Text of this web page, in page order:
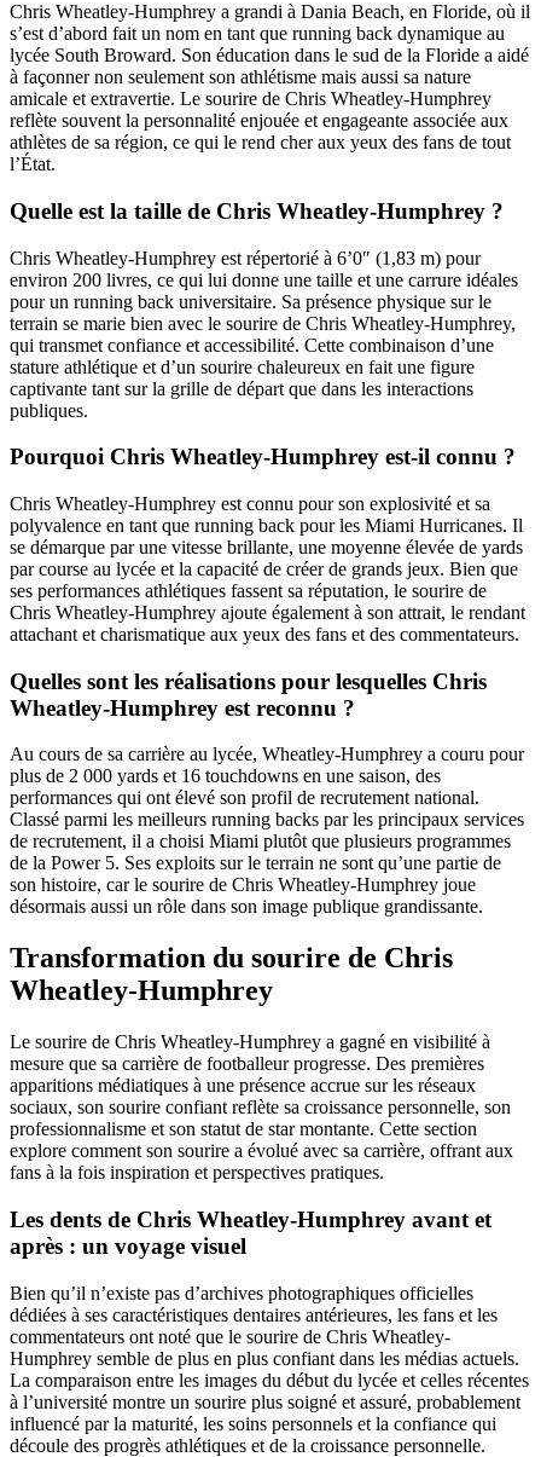
Chris Wheatley-Humphrey a grandi à Dania Beach, en Floride, où il
s’est d’abord fait un nom en tant que running back dynamique au
lycée South Broward. Son éducation dans le sud de la Floride a aidé
à façonner non seulement son athlétisme mais aussi sa nature
amicale et extravertie. Le sourire de Chris Wheatley-Humphrey
reflète souvent la personnalité enjouée et engageante associée aux
athlètes de sa région, ce qui le rend cher aux yeux des fans de tout
l’État.
Quelle est la taille de Chris Wheatley-Humphrey ?
Chris Wheatley-Humphrey est répertorié à 6’0″ (1,83 m) pour
environ 200 livres, ce qui lui donne une taille et une carrure idéales
pour un running back universitaire. Sa présence physique sur le
terrain se marie bien avec le sourire de Chris Wheatley-Humphrey,
qui transmet confiance et accessibilité. Cette combinaison d’une
stature athlétique et d’un sourire chaleureux en fait une figure
captivante tant sur la grille de départ que dans les interactions
publiques.
Pourquoi Chris Wheatley-Humphrey est-il connu ?
Chris Wheatley-Humphrey est connu pour son explosivité et sa
polyvalence en tant que running back pour les Miami Hurricanes. Il
se démarque par une vitesse brillante, une moyenne élevée de yards
par course au lycée et la capacité de créer de grands jeux. Bien que
ses performances athlétiques fassent sa réputation, le sourire de
Chris Wheatley-Humphrey ajoute également à son attrait, le rendant
attachant et charismatique aux yeux des fans et des commentateurs.
Quelles sont les réalisations pour lesquelles Chris
Wheatley-Humphrey est reconnu ?
Au cours de sa carrière au lycée, Wheatley-Humphrey a couru pour
plus de 2 000 yards et 16 touchdowns en une saison, des
performances qui ont élevé son profil de recrutement national.
Classé parmi les meilleurs running backs par les principaux services
de recrutement, il a choisi Miami plutôt que plusieurs programmes
de la Power 5. Ses exploits sur le terrain ne sont qu’une partie de
son histoire, car le sourire de Chris Wheatley-Humphrey joue
désormais aussi un rôle dans son image publique grandissante.
Transformation du sourire de Chris
Wheatley-Humphrey
Le sourire de Chris Wheatley-Humphrey a gagné en visibilité à
mesure que sa carrière de footballeur progresse. Des premières
apparitions médiatiques à une présence accrue sur les réseaux
sociaux, son sourire confiant reflète sa croissance personnelle, son
professionnalisme et son statut de star montante. Cette section
explore comment son sourire a évolué avec sa carrière, offrant aux
fans à la fois inspiration et perspectives pratiques.
Les dents de Chris Wheatley-Humphrey avant et
après : un voyage visuel
Bien qu’il n’existe pas d’archives photographiques officielles
dédiées à ses caractéristiques dentaires antérieures, les fans et les
commentateurs ont noté que le sourire de Chris Wheatley-
Humphrey semble de plus en plus confiant dans les médias actuels.
La comparaison entre les images du début du lycée et celles récentes
à l’université montre un sourire plus soigné et assuré, probablement
influencé par la maturité, les soins personnels et la confiance qui
découle des progrès athlétiques et de la croissance personnelle.